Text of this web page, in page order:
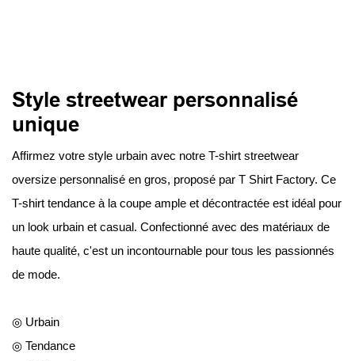
Style streetwear personnalisé
unique
Affirmez votre style urbain avec notre T-shirt streetwear
oversize personnalisé en gros, proposé par T Shirt Factory. Ce
T-shirt tendance à la coupe ample et décontractée est idéal pour
un look urbain et casual. Confectionné avec des matériaux de
haute qualité, c'est un incontournable pour tous les passionnés
de mode.
◎ Urbain
◎ Tendance